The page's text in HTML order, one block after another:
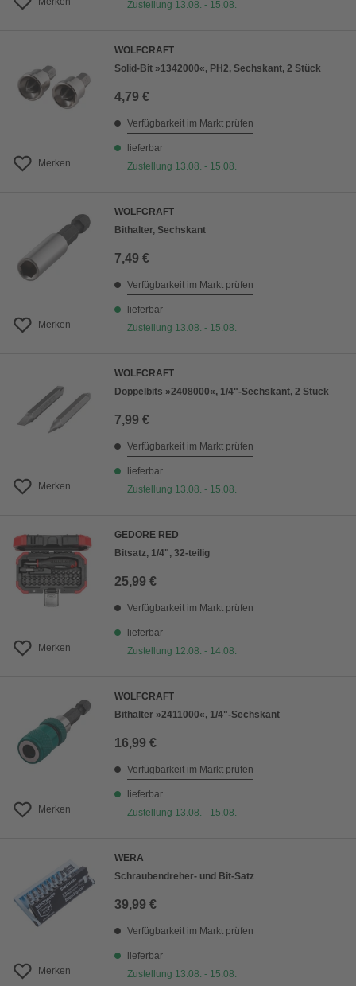
Zustellung 13.08. - 15.08.
Merken
WOLFCRAFT
Solid-Bit »1342000«, PH2, Sechskant, 2 Stück
4,79 €
Verfügbarkeit im Markt prüfen
lieferbar
Zustellung 13.08. - 15.08.
Merken
WOLFCRAFT
Bithalter, Sechskant
7,49 €
Verfügbarkeit im Markt prüfen
lieferbar
Zustellung 13.08. - 15.08.
Merken
WOLFCRAFT
Doppelbits »2408000«, 1/4"-Sechskant, 2 Stück
7,99 €
Verfügbarkeit im Markt prüfen
lieferbar
Zustellung 13.08. - 15.08.
Merken
GEDORE RED
Bitsatz, 1/4", 32-teilig
25,99 €
Verfügbarkeit im Markt prüfen
lieferbar
Zustellung 12.08. - 14.08.
Merken
WOLFCRAFT
Bithalter »2411000«, 1/4"-Sechskant
16,99 €
Verfügbarkeit im Markt prüfen
lieferbar
Zustellung 13.08. - 15.08.
Merken
WERA
Schraubendreher- und Bit-Satz
39,99 €
Verfügbarkeit im Markt prüfen
lieferbar
Zustellung 13.08. - 15.08.